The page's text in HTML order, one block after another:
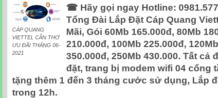
CÁP QUANG
VIETTEL CẦN THƠ
ƯU ĐÃI THÁNG 06-
2021
☎ Hãy gọi ngay Hotline:
Tổng Đài Lắp Đặt Cáp Quang
Mãi, Gói 60Mb 165.000đ, 80Mb
210.000đ, 100Mb 225.000đ,
350.000đ, 250Mb 430.000. Tất
đặt, trang bị modem wifi 04 cổng
tặng thêm 1 đến 3 tháng cước sử dụng, Lắp
trong 12h.